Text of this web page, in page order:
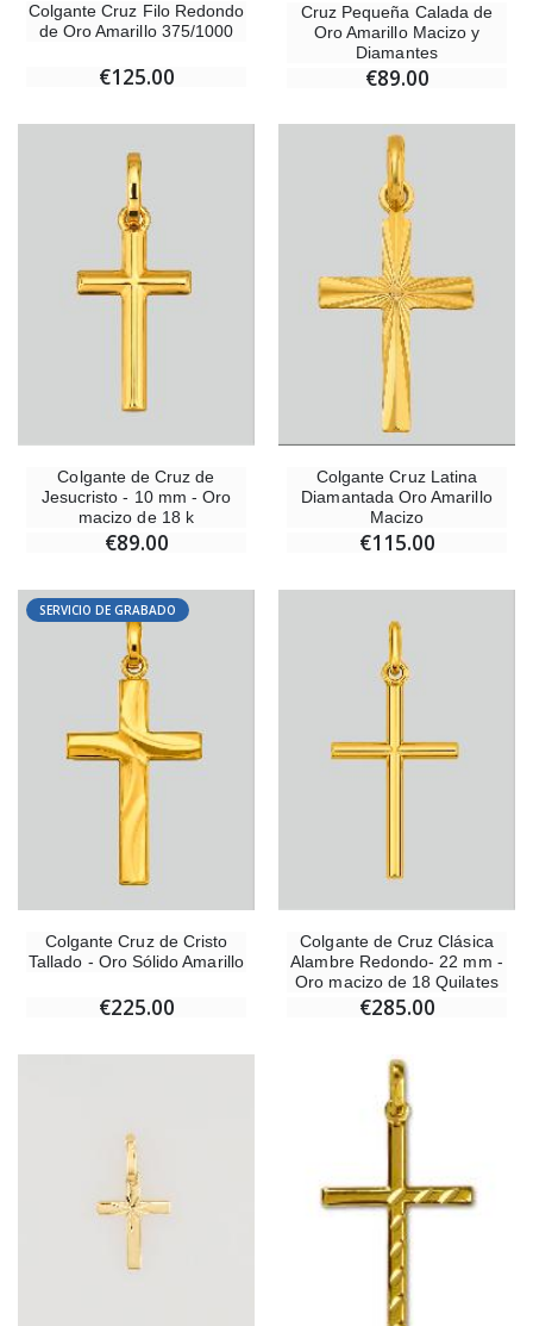
Colgante Cruz Filo Redondo
de Oro Amarillo 375/1000
€125.00
Cruz Pequeña Calada de
Oro Amarillo Macizo y
Diamantes
€89.00
Colgante de Cruz de
Jesucristo - 10 mm - Oro
macizo de 18 k
€89.00
Colgante Cruz Latina
Diamantada Oro Amarillo
Macizo
€115.00
SERVICIO DE GRABADO
Colgante Cruz de Cristo
Tallado - Oro Sólido Amarillo
€225.00
Colgante de Cruz Clásica
Alambre Redondo- 22 mm -
Oro macizo de 18 Quilates
€285.00